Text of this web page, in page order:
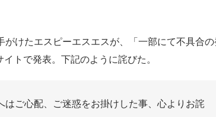
がけたエスピーエスエスが、「一部にて不具合の
トで発表。下記のように詫びた。
はご心配、ご迷惑をお掛けした事、心よりお詫